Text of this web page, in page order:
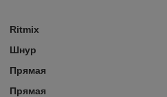
Ritmix
Шнур
Прямая
Прямая